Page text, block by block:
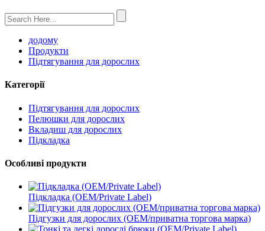
додому
Продукти
Підтягування для дорослих
Категорії
Підтягування для дорослих
Пелюшки для дорослих
Вкладиш для дорослих
Підкладка
Особливі продукти
Підкладка (OEM/Private Label)
Підгузки для дорослих (OEM/приватна торгова марка)